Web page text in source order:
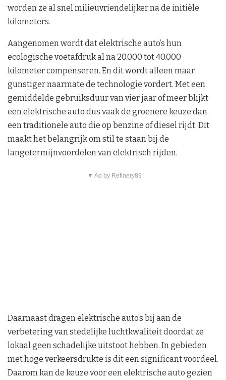
worden ze al snel milieuvriendelijker na de initiële
kilometers.
Aangenomen wordt dat elektrische auto’s hun
ecologische voetafdruk al na 20.000 tot 40.000
kilometer compenseren. En dit wordt alleen maar
gunstiger naarmate de technologie vordert. Met een
gemiddelde gebruiksduur van vier jaar of meer blijkt
een elektrische auto dus vaak de groenere keuze dan
een traditionele auto die op benzine of diesel rijdt. Dit
maakt het belangrijk om stil te staan bij de
langetermijnvoordelen van elektrisch rijden.
▼ Ad by Refinery89
Daarnaast dragen elektrische auto’s bij aan de
verbetering van stedelijke luchtkwaliteit doordat ze
lokaal geen schadelijke uitstoot hebben. In gebieden
met hoge verkeersdrukte is dit een significant voordeel.
Daarom kan de keuze voor een elektrische auto gezien